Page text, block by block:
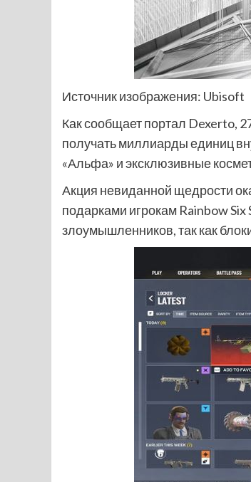
Источник изображения: Ubisoft
Как сообщает портал Dexerto,
получать миллиарды единиц
«Альфа» и эксклюзивные
Акция невиданной щедрости
подарками игрокам Rainbow
злоумышленников, так как